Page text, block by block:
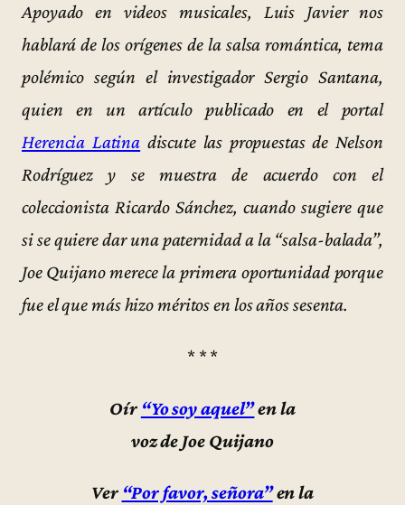
Apoyado en videos musicales, Luis Javier nos
hablará de los orígenes de la salsa romántica, tema
polémico según el investigador Sergio Santana,
quien en un artículo publicado en el portal
Herencia Latina discute las propuestas de Nelson
Rodríguez y se muestra de acuerdo con el
coleccionista Ricardo Sánchez, cuando sugiere que
si se quiere dar una paternidad a la “salsa-balada”,
Joe Quijano merece la primera oportunidad porque
fue el que más hizo méritos en los años sesenta.
* * *
Oír “Yo soy aquel”en la
voz de Joe Quijano
Ver “Por favor, señora”en la